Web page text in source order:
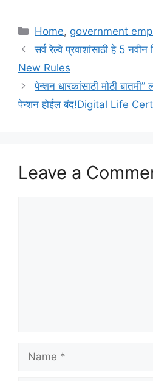
Categories
Home, government
सर्व रेल्वे प्रवाशांसाठी हे 5
New Rules
पेन्शन धारकांसाठी मोठी
पेन्शन होईल बंद!Digital Life
Leave a
Name